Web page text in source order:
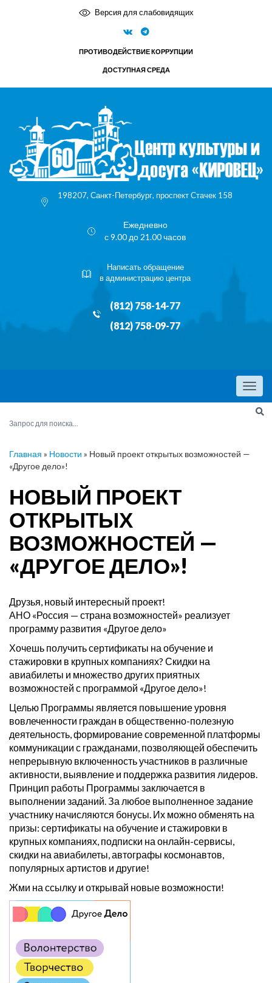
Версия для слабовидящих
ПРОТИВОДЕЙСТВИЕ КОРРУПЦИИ
ДОСТУПНАЯ СРЕДА
198207, Санкт-Петербург, проспект Стачек 158
Ежедневно
с 9.00 до 21.00 часов
Написать обращение
в администрацию центра
(812) 758-14-77
(812) 758-09-77
Menu
Главная » Новости » Новый проект открытых возможностей —
«Другое дело»!
НОВЫЙ ПРОЕКТ
ОТКРЫТЫХ
ВОЗМОЖНОСТЕЙ —
«ДРУГОЕ ДЕЛО»!
Друзья, новый интересный проект!
АНО «Россия — страна возможностей» реализует
программу развития «Другое дело»
Хочешь получить сертификаты на обучение и
стажировки в крупных компаниях? Скидки на
авиабилеты и множество других приятных
возможностей с программой «Другое дело»!
Целью Программы является повышение уровня
вовлеченности граждан в общественно-полезную
деятельность, формирование современной платформы
коммуникации с гражданами, позволяющей обеспечить
непрерывную включенность участников в различные
активности, выявление и поддержка развития лидеров.
Принцип работы Программы заключается в
выполнении заданий. За любое выполненное задание
участнику начисляются бонусы. Их можно обменять на
призы: сертификаты на обучение и стажировки в
крупных компаниях, подписки на онлайн-сервисы,
скидки на авиабилеты, автографы космонавтов,
популярных артистов и другие!
Жми на ссылку и открывай новые возможности!